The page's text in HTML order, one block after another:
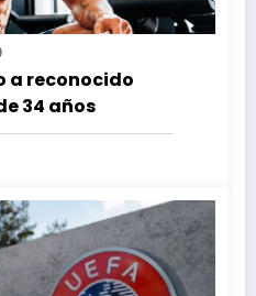
a reconocido
34 años